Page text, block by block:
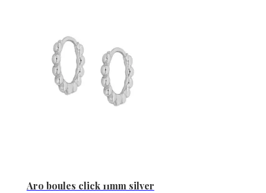
Aro boules click 11mm silver